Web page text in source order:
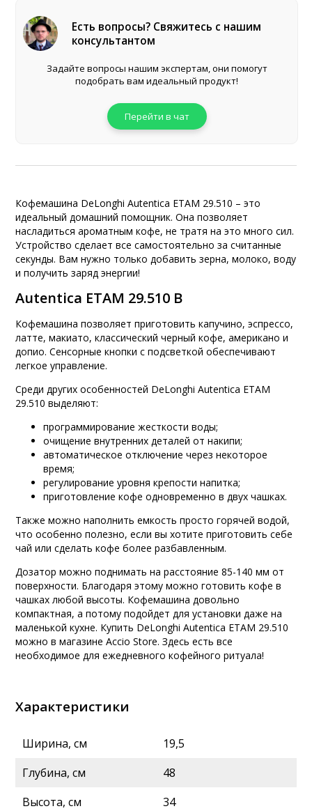
Есть вопросы? Свяжитесь с нашим
консультантом
Задайте вопросы нашим экспертам, они помогут
подобрать вам идеальный продукт!
Перейти в чат
Кофемашина DeLonghi Autentica ETAM 29.510 – это
идеальный домашний помощник. Она позволяет
насладиться ароматным кофе, не тратя на это много сил.
Устройство сделает все самостоятельно за считанные
секунды. Вам нужно только добавить зерна, молоко, воду
и получить заряд энергии!
Autentica ETAM 29.510 B
Кофемашина позволяет приготовить капучино, эспрессо,
латте, макиато, классический черный кофе, американо и
допио. Сенсорные кнопки с подсветкой обеспечивают
легкое управление.
Среди других особенностей DeLonghi Autentica ETAM
29.510 выделяют:
программирование жесткости воды;
очищение внутренних деталей от накипи;
автоматическое отключение через некоторое
время;
регулирование уровня крепости напитка;
приготовление кофе одновременно в двух чашках.
Также можно наполнить емкость просто горячей водой,
что особенно полезно, если вы хотите приготовить себе
чай или сделать кофе более разбавленным.
Дозатор можно поднимать на расстояние 85-140 мм от
поверхности. Благодаря этому можно готовить кофе в
чашках любой высоты. Кофемашина довольно
компактная, а потому подойдет для установки даже на
маленькой кухне. Купить DeLonghi Autentica ETAM 29.510
можно в магазине Accio Store. Здесь есть все
необходимое для ежедневного кофейного ритуала!
Характеристики
Ширина, см
19,5
Глубина, см
48
Высота, см
34